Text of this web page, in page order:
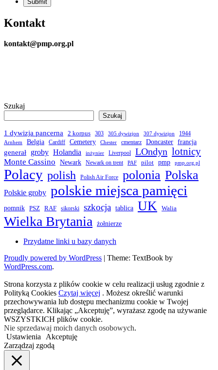
Kontakt
kontakt@pmp.org.pl
Szukaj
Szukaj
1 dywizja pancerna 2 korpus 303 305 dywizjon 307 dywizjon 1944
Arnhem Belgia Cardiff Cemetery Chester cmentarz Doncaster francja
generał
groby Holandia inżynier Liverpool LOndyn lotnicy
Monte Cassino Newark Newark on trent PAF pilot pmp pmp.org.pl
Polacy polish Polish Air Force polonia Polska
Polskie groby polskie miejsca pamięci
pomnik PSZ RAF sikorski szkocja tablica UK Walia
Wielka Brytania żołnierze
Przydatne linki u bazy danych
Proudly powered by WordPress | Theme: TextBook by
WordPress.com.
Strona korzysta z plików cookie w celu realizacji usług zgodnie z
Polityką Cookies Czytaj więcej . Możesz określić warunki
przechowywania lub dostępu mechanizmu cookie w Twojej
przeglądarce. Klikając „Akceptuję”, wyrażasz zgodę na używanie
WSZYSTKICH plików cookie.
Nie sprzedawaj moich danych osobowych.
Ustawienia
Akceptuję
Zarządzaj zgodą